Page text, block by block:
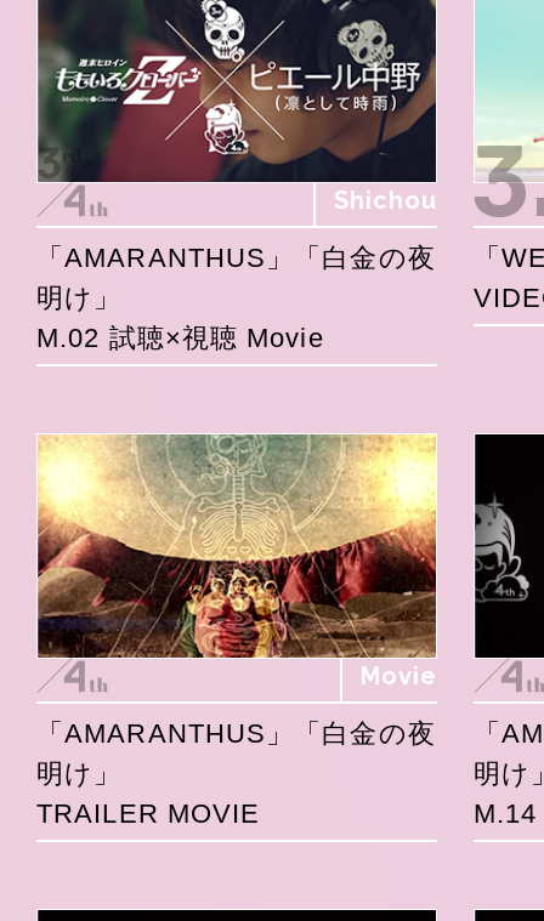
Shichou
「AMARANTHUS」「白金の夜
明け」
M.02 試聴×視聴 Movie
「
Movie
「AMARANTHUS」「白金の夜
明け」
TRAILER MOVIE
「
明け